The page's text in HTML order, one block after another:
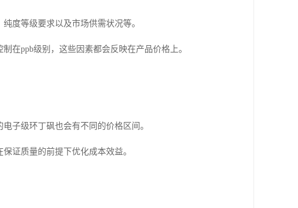
度等级要求以及市场供需状况等。
在ppb级别，这些因素都会反映在产品价格上。
子级环丁砜也会有不同的价格区间。
证质量的前提下优化成本效益。